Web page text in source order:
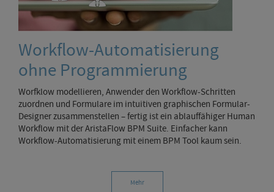
Workflow-Automatisierung
ohne Programmierung
Worfklow modellieren, Anwender den Workflow-Schritten
zuordnen und Formulare im intuitiven graphischen Formular-
Designer zusammenstellen – fertig ist ein ablauffähiger Human
Workflow mit der AristaFlow BPM Suite. Einfacher kann
Workflow-Automatisierung mit einem BPM Tool kaum sein.
Mehr